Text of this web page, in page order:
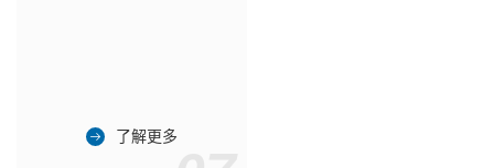
了解更多